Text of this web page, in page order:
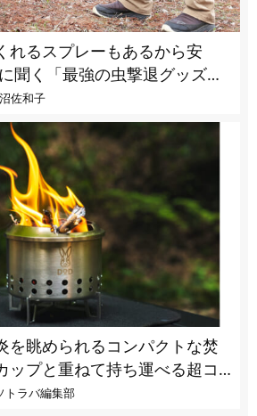
れるスプレーもあるから安
サイトで使う虫よけ】
佐和子
を眺められるコンパクトな焚
プと重ねて持ち運べる超コ
トラバ編集部